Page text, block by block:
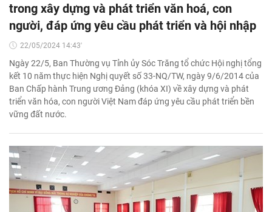
trong xây dựng và phát triển văn hoá, con
người, đáp ứng yêu cầu phát triển và hội nhập
22/05/2024 14:43'
Ngày 22/5, Ban Thường vụ Tỉnh ủy Sóc Trăng tổ chức Hội nghị tổng
kết 10 năm thực hiện Nghị quyết số 33-NQ/TW, ngày 9/6/2014 của
Ban Chấp hành Trung ương Đảng (khóa XI) về xây dựng và phát
triển văn hóa, con người Việt Nam đáp ứng yêu cầu phát triển bền
vững đất nước.